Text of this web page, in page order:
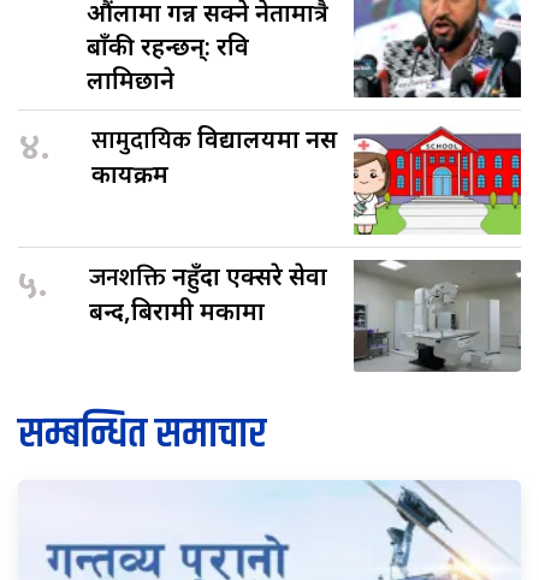
औंलामा गन्न सक्ने नेतामात्रै
बाँकी रहन्छन्: रवि
लामिछाने
४. सामुदायिकविद्यालयमा नर्स
कार्यक्रम
५. जनशक्तिनहुँदा एक्सरे सेवा
बन्द,बिरामी मर्कामा
सम्बन्धित समाचार